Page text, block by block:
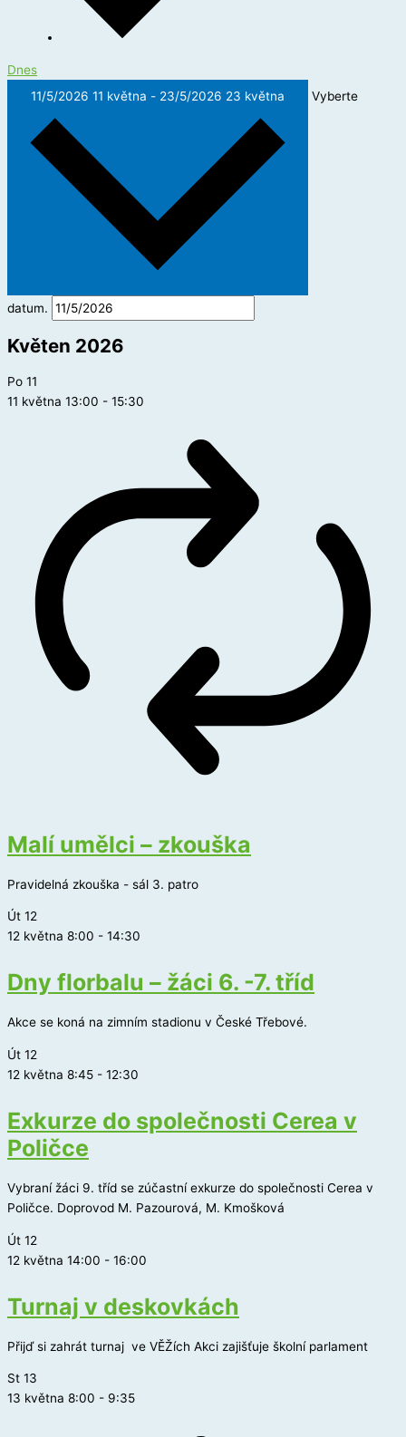
Dnes
11/5/2026 11 května - 23/5/2026 23 května Vyberte
datum.
Květen 2026
Po 11
11 května 13:00 - 15:30
Malí umělci – zkouška
Pravidelná zkouška - sál 3. patro
Út 12
12 května 8:00 - 14:30
Dny florbalu – žáci 6. -7. tříd
Akce se koná na zimním stadionu v České Třebové.
Út 12
12 května 8:45 - 12:30
Exkurze do společnosti Cerea v
Poličce
Vybraní žáci 9. tříd se zúčastní exkurze do společnosti Cerea v
Poličce. Doprovod M. Pazourová, M. Kmošková
Út 12
12 května 14:00 - 16:00
Turnaj v deskovkách
Přijď si zahrát turnaj ve VĚŽích Akci zajišťuje školní parlament
St 13
13 května 8:00 - 9:35